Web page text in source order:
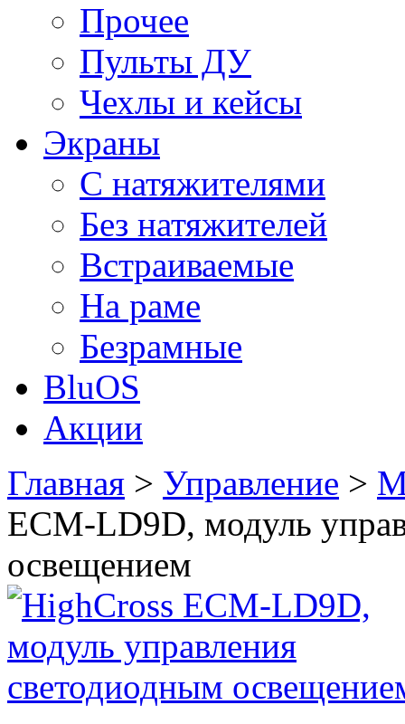
Прочее
Пульты ДУ
Чехлы и кейсы
Экраны
С натяжителями
Без натяжителей
Встраиваемые
На раме
Безрамные
BluOS
Акции
Главная > Управление >
ECM-LD9D, модуль
освещением